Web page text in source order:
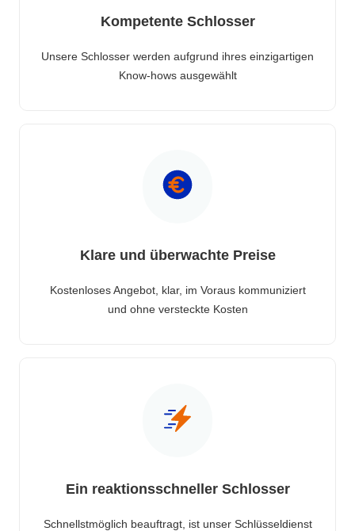
Kompetente Schlosser
Unsere Schlosser werden aufgrund ihres einzigartigen
Know-hows ausgewählt
Klare und überwachte Preise
Kostenloses Angebot, klar, im Voraus kommuniziert
und ohne versteckte Kosten
Ein reaktionsschneller Schlosser
Schnellstmöglich beauftragt, ist unser Schlüsseldienst